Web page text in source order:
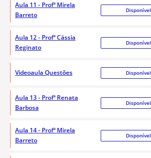
Aula 11 - Profª Mirela
Barreto
Disponível
Aula 12 - Profª Cássia
Reginato
Disponível
Videoaula Questões Disponível
Aula 13 - Profª Renata
Barbosa
Disponível
Aula 14 - Profª Mirela
Barreto
Disponível